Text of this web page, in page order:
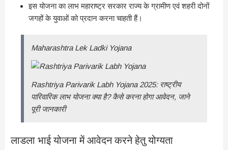
इस योजना का लाभ महाराष्ट्र सरकार राज्य के ग्रामीण एवं शहरी दोनों
जगहों के युवाओं को प्रदान करना चाहती हैं।
Maharashtra Lek Ladki Yojana
Rashtriya Parivarik Labh Yojana 2025: राष्ट्रीय
पारिवारिक लाभ योजना क्या है? कैसे करना होगा आवेदन, जाने
पूरी जानकारी
लाडला भाई योजना में आवेदन करने हेतु योग्यता